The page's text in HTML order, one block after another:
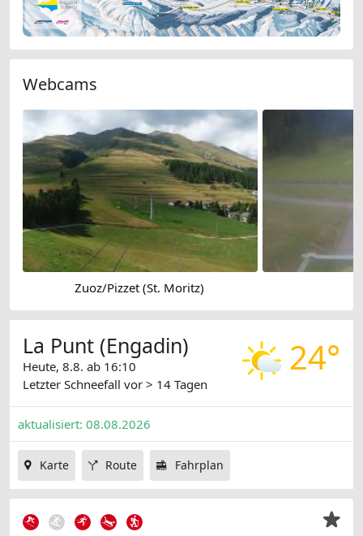
Webcams
Zuoz/Pizzet (St. Moritz)
24°
La Punt (Engadin)
Heute, 8.8. ab 16:10
Letzter Schneefall vor > 14 Tagen
aktualisiert: 08.08.2026
Karte Route Fahrplan